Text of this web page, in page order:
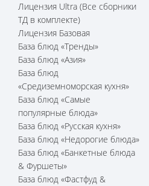
Лицензия Ultra (Все сборники
ТД в комплекте)
Лицензия Базовая
База блюд «Тренды»
База блюд «Азия»
База блюд
«Средиземноморская кухня»
База блюд «Самые
популярные блюда»
База блюд «Русская кухня»
База блюд «Недорогие блюда»
База блюд «Банкетные блюда
& Фуршеты»
База блюд «Фастфуд &